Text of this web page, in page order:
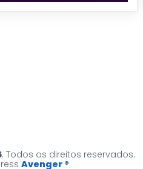
. Todos os direitos reservados.
Avenger ®